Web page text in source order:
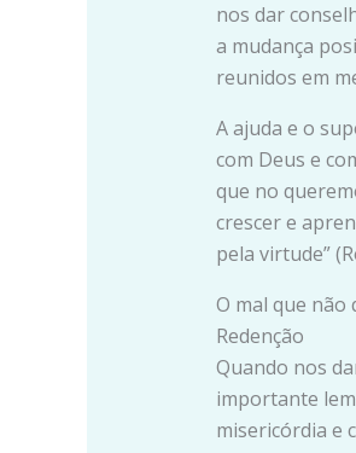
nos dar
a mudança
reunidos em
A ajuda e o
com Deus e
que no
crescer e
pela virtude”
O mal que não
Redenção
Quando nos
importante
misericórdia e